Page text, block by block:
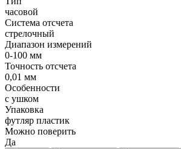
часовой
Система отсчета
стрелочный
Диапазон измерений
0-100 мм
Точность отсчета
0,01 мм
Особенности
с ушком
Упаковка
футляр пластик
Можно поверить
Да